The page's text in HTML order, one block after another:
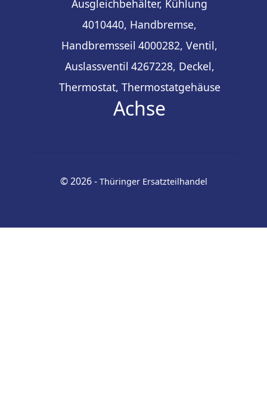
Ausgleichbehälter, Kühlung
4010440, Handbremse,
Handbremsseil 4000282, Ventil,
Auslassventil 4267228, Deckel,
Thermostat, Thermostatgehäuse
Achse
© 2026 - Thüringer Ersatzteilhandel